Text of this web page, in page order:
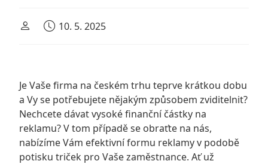
10. 5. 2025
Je Vaše firma na českém trhu teprve krátkou dobu
a Vy se potřebujete nějakým způsobem zviditelnit?
Nechcete dávat vysoké finanční částky na
reklamu? V tom případě se obraťte na nás,
nabízíme Vám efektivní formu reklamy v podobě
potisku triček pro Vaše zaměstnance. Ať už